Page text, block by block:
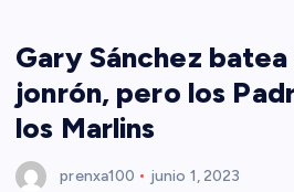
Gary Sánchez
jonrón, pero los
los Marlins
prenxa100 junio 1, 2023